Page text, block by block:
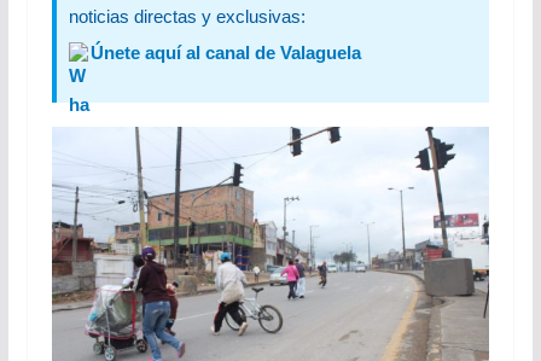
noticias directas y exclusivas:
Únete aquí al canal de Valaguela